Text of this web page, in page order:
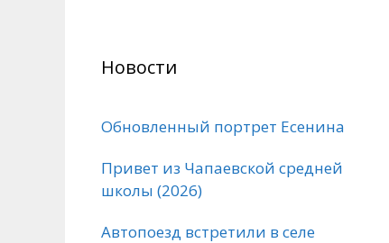
Новости
Обновленный портрет Есенина
Привет из Чапаевской средней
школы (2026)
Автопоезд встретили в селе